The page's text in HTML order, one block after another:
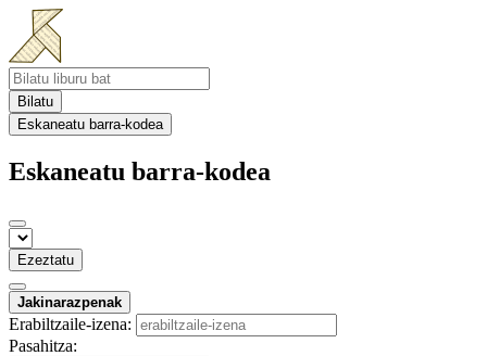
Bilatu
Eskaneatu barra-kodea
Eskaneatu barra-kodea
Ezeztatu
Jakinarazpenak
Erabiltzaile-izena:
Pasahitza: